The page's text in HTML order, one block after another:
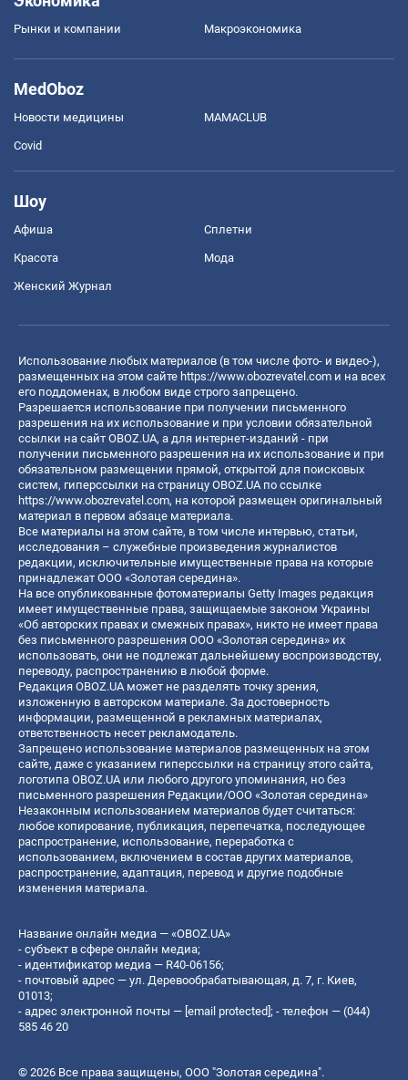
Рынки и компании Mакроэкономика
MedOboz
Новости медицины MAMACLUB
Covid
Шоу
Афиша Сплетни
Красота Мода
Женский Журнал
Использование любых материалов (в том числе фото- и видео-),
размещенных на этом сайте https://www.obozrevatel.com и на всех
его поддоменах, в любом виде строго запрещено.
Разрешается использование при получении письменного
разрешения на их использование и при условии обязательной
ссылки на сайт OBOZ.UA, а для интернет-изданий - при
получении письменного разрешения на их использование и при
обязательном размещении прямой, открытой для поисковых
систем, гиперссылки на страницу OBOZ.UA по ссылке
https://www.obozrevatel.com, на которой размещен оригинальный
материал в первом абзаце материала.
Все материалы на этом сайте, в том числе интервью, статьи,
исследования – служебные произведения журналистов
редакции, исключительные имущественные права на которые
принадлежат ООО «Золотая середина».
На все опубликованные фотоматериалы Getty Images редакция
имеет имущественные права, защищаемые законом Украины
«Об авторских правах и смежных правах», никто не имеет права
без письменного разрешения ООО «Золотая середина» их
использовать, они не подлежат дальнейшему воспроизводству,
переводу, распространению в любой форме.
Редакция OBOZ.UA может не разделять точку зрения,
изложенную в авторском материале. За достоверность
информации, размещенной в рекламных материалах,
ответственность несет рекламодатель.
Запрещено использование материалов размещенных на этом
сайте, даже с указанием гиперссылки на страницу этого сайта,
логотипа OBOZ.UA или любого другого упоминания, но без
письменного разрешения Редакции/ООО «Золотая середина»
Незаконным использованием материалов будет считаться:
любое копирование, публикация, перепечатка, последующее
распространение, использование, переработка с
использованием, включением в состав других материалов,
распространение, адаптация, перевод и другие подобные
изменения материала.
Название онлайн медиа — «OBOZ.UA»
- субъект в сфере онлайн медиа;
- идентификатор медиа — R40-06156;
- почтовый адрес — ул. Деревообрабатывающая, д. 7, г. Киев,
01013;
- адрес электронной почты — [email protected] ; - телефон — (044)
585 46 20
© 2026 Все права защищены, ООО "Золотая середина".